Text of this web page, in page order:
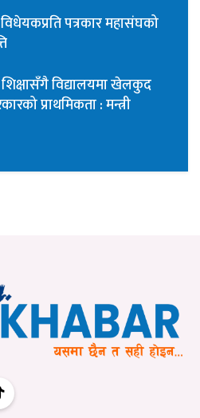
पत्रकार महासंघको
विद्यालयमा खेलकुद
प्राथमिकता : मन्त्री